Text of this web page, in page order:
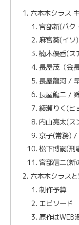
六本木クラス
宮部新(パク
麻宮葵(イ
楠木優香(ス
長屋茂（会
長屋龍河 /
長屋龍二 /
綾瀬りく(ヒ
内山亮太(ス
京子(常務) /
松下博嗣(刑
宮部信二(
六本木クラス
制作予算
エピソード
原作はWEB